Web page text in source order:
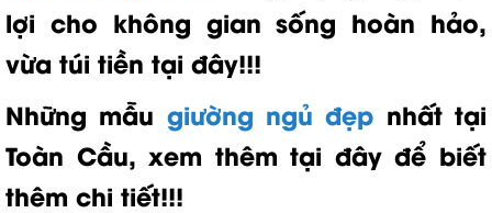
lợi cho không gian sống hoàn hảo,
vừa túi tiền tại đây!!!
Những mẫu giường ngủ đẹp nhất tại
Toàn Cầu, xem thêm tại đây để biết
thêm chi tiết!!!